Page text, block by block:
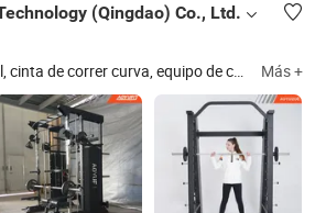
(Qingdao) Co., Ltd.
Más +